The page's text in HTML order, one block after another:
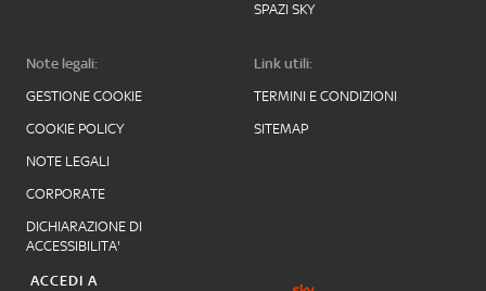
SPAZI SKY
Note legali:
GESTIONE COOKIE
COOKIE POLICY
NOTE LEGALI
CORPORATE
DICHIARAZIONE DI
ACCESSIBILITA'
Link utili:
TERMINI E CONDIZIONI
SITEMAP
ACCEDI A